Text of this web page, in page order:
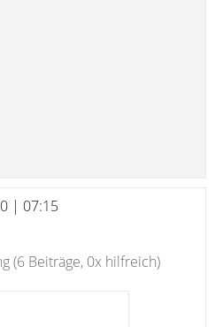
| 07:15
(6 Beiträge, 0x hilfreich)